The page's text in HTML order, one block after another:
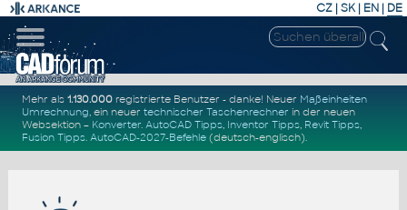
CZ | SK| EN | DE
Mehr als1.130.000 registrierte Benutzer - danke! Neuer Maßeinheiten
Umrechnung, ein neuertechnischer Taschenrechner in der neuen
Websektion – Konverter.AutoCAD Tipps, Inventor Tipps, Revit Tipps,
Fusion Tipps.AutoCAD-2027-Befehle (deutsch-englisch).